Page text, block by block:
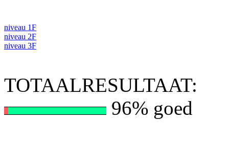
niveau 1F
niveau 2F
niveau 3F
TOTAALRESULTAAT:
96% goed